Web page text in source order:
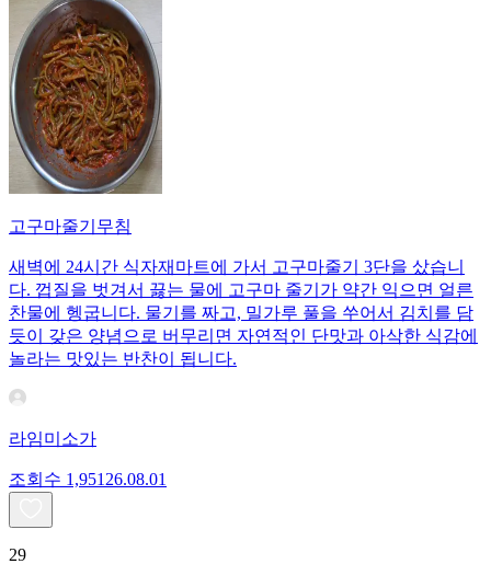
고구마줄기무침
새벽에 24시간 식자재마트에 가서 고구마줄기 3단을 샀습니
다. 껍질을 벗겨서 끓는 물에 고구마 줄기가 약간 익으면 얼른
찬물에 헹굽니다. 물기를 짜고, 밀가루 풀을 쑤어서 김치를 담
듯이 갖은 양념으로 버무리면 자연적인 단맛과 아삭한 식감에
놀라는 맛있는 반찬이 됩니다.
라임미소가
조회수 1,951 26.08.01
29